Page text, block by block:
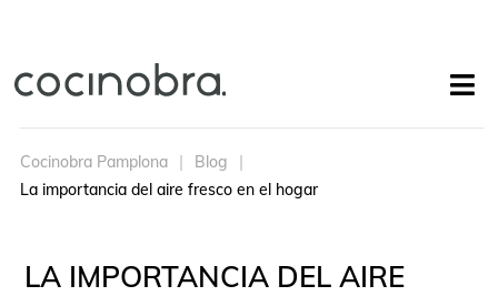
Cocinobra Pamplona
Blog
La importancia del aire fresco en el hogar
LA IMPORTANCIA DEL AIRE